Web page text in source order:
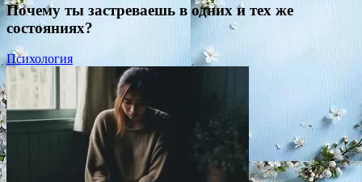
Почему ты застреваешь в одних и тех же
состояниях?
Психология